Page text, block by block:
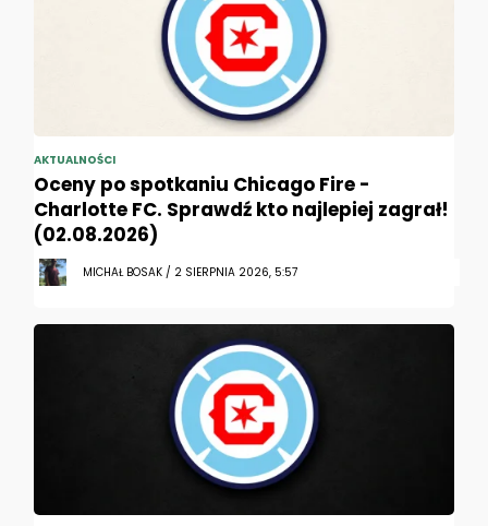
AKTUALNOŚCI
Oceny po spotkaniu Chicago Fire -
Charlotte FC. Sprawdź kto najlepiej zagrał!
(02.08.2026)
MICHAŁ BOSAK / 2 SIERPNIA 2026, 5:57